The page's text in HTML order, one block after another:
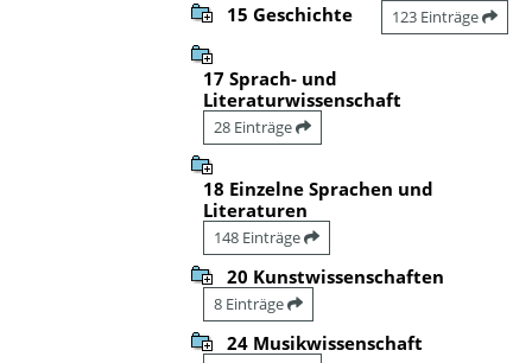
15 Geschichte 123 Einträge
17 Sprach- und
Literaturwissenschaft
28 Einträge
18 Einzelne Sprachen und
Literaturen
148 Einträge
20 Kunstwissenschaften
8 Einträge
24 Musikwissenschaft